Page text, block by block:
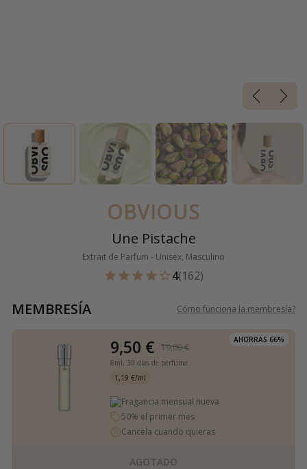
OBVIOUS
Une Pistache
Extrait de Parfum - Unisex, Masculino
4(162)
MEMBRESÍA Cómo funciona la membresía?
AHORRAS 66%
9,50 € 19,00 €
8ml, 30 días de perfume
1,19 €/ml
Fragancia mensual nueva
50% el primer mes
Cancela cuando quieras
AGOTADO